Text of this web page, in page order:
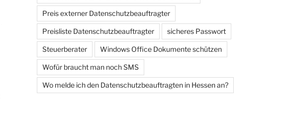
Preis externer Datenschutzbeauftragter
Preisliste Datenschutzbeauftragter sicheres Passwort
Steuerberater Windows Office Dokumente schützen
Wofür braucht man noch SMS
Wo melde ich den Datenschutzbeauftragten in Hessen an?